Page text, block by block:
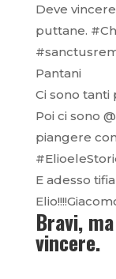
Deve
puttane.
Pantani
Ci sono tanti
Poi ci sono
piangere
E adesso
Bravi,
vincere.